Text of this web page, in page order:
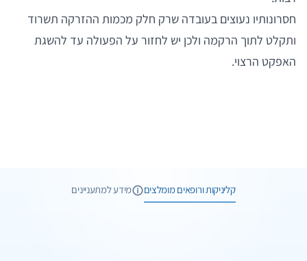
חסרונותיו נעוצים בעובדה שרק חלק מכמות ההזרקה תשרוד
ותקלט לתוך הרקמה ולכן יש לחזור על הפעולה עד להשגת
האפקט הרצוי.
קליניקות ורופאים מומלצים מידע למתעניינים
2 תמונות